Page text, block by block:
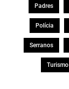
Padres
Polícia
Serranos
Turismo